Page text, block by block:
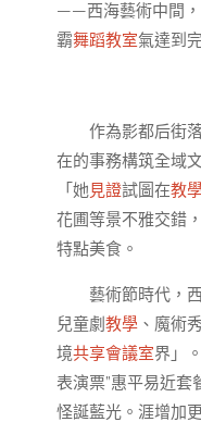
——西海藝術中間，
霸舞蹈教室氣達到
作為影都后街
在的事務構筑全域
「她見證試圖在教
花圃等景不雅交錯
特點美食。
藝術節時代，
兒童劇教學 、魔術
境共享會議室界」
表演票”惠平易近
怪誕藍光。涯增加